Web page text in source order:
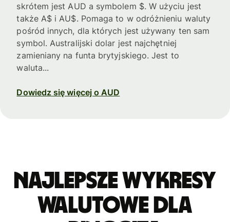
skrótem jest AUD a symbolem $. W użyciu jest
także A$ i AU$. Pomaga to w odróżnieniu waluty
pośród innych, dla których jest używany ten sam
symbol. Australijski dolar jest najchętniej
zamieniany na funta brytyjskiego. Jest to
waluta...
Dowiedz się więcej o AUD
Najlepsze wykresy
walutowe dla